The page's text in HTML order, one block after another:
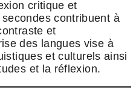
critique et
contribuent à
et
des langues vise à
et culturels ainsi
et la réflexion.